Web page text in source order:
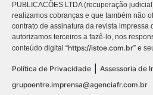
PUBLICACÕES LTDA (recuperação
realizamos cobranças e que também não
contrato de assinatura da revista impressa
autorizamos terceiros a fazê-lo, nos
conteúdo digital “https://istoe.com.br” e
Política de Privacidade
Assessoria de
grupoentre.imprensa@agenciafr.com.br